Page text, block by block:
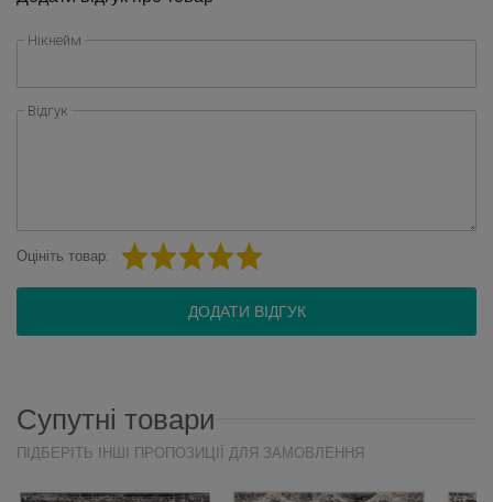
Нікнейм
Відгук
Оцініть товар:
ДОДАТИ ВІДГУК
Супутні товари
ПІДБЕРІТЬ ІНШІ ПРОПОЗИЦІЇ ДЛЯ ЗАМОВЛЕННЯ